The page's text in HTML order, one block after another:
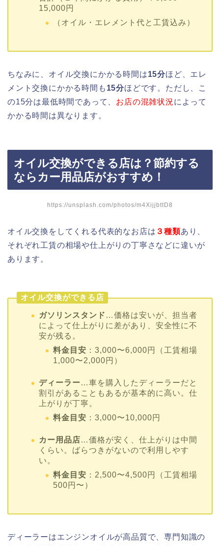
15,000円
（オイル・エレメント代と工賃込み）
ちなみに、オイル交換にかかる時間は15分ほど、エレ
メント交換にかかる時間も 15分ほどです。ただし、こ
の15分は最低時間であって、 お店の混雑状況によって
かかる時間は異なります。
オイル交換ができる店は？節約する
ならカー用品店がおすすめ！
https://unsplash.com/photos/m4XijjbttD8
オイル交換をしてくれる代表的なお店は ３種類あり、
それぞれ工賃の相場や仕上がりの丁寧さなどに違いが
あります。
オイル交換ができる店
ガソリンスタンド …価格は安いが、担当者
によって仕上がりに差があり、安全性に不
安が残る。
料金目安 ：3,000〜6,000円（工賃相場
1,000〜2,000円）
ディーラー…車を購入したディーラーだと
割引があることもあるが基本的に高い。仕
上がりが丁寧。
料金目安 ：3,000〜10,000円
カー用品店…価格が安く、仕上がりは中間
くらい。ばらつきがないので利用しやす
い。
料金目安 ：2,500〜4,500円（工賃相場
500円〜）
ディーラーはエンジンオイルが高品質で、専門知識の